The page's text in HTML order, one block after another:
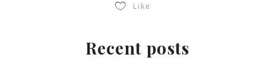
Like
Recent posts